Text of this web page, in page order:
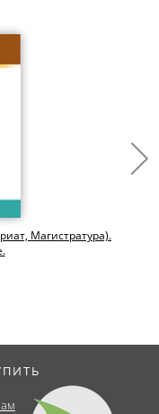
Магистратура).